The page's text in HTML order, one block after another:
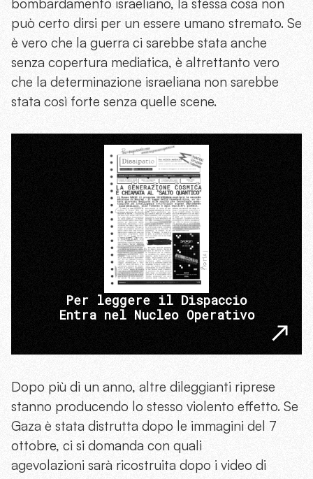
bombardamento israeliano, la stessa cosa non
può certo dirsi per un essere umano stremato. Se
è vero che la guerra ci sarebbe stata anche
senza copertura mediatica, è altrettanto vero
che la determinazione israeliana non sarebbe
stata così forte senza quelle scene.
Per leggere il Dispaccio
Entra nel Nucleo Operativo
Dopo più di un anno, altre dileggianti riprese
stanno producendo lo stesso violento effetto. Se
Gaza è stata distrutta dopo le immagini del 7
ottobre, ci si domanda con quali
agevolazioni sarà ricostruita dopo i video di